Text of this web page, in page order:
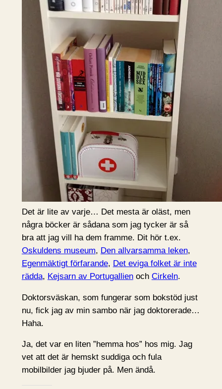
Det är lite av varje… Det mesta är oläst, men
några böcker är sådana som jag tycker är så
bra att jag vill ha dem framme. Dit hör t.ex.
Oskuldens museum, Den allvarsamma leken,
Egenmäktigt förfarande, Det eviga folket är inte
rädda, Kejsarn av Portugallienoch Cirkeln.
Doktorsväskan, som fungerar som bokstöd just
nu, fick jag av min sambo när jag doktorerade…
Haha.
Ja, det var en liten ”hemma hos” hos mig. Jag
vet att det är hemskt suddiga och fula
mobilbilder jag bjuder på. Men ändå.